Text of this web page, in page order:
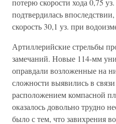
потерю скорости хода 0,75
подтвердилась
скорость 30,1 уз. при
Артиллерийские стрельбы
замечаний. Новые 114-мм
оправдали возложенные на
сложности выявились в
расположением компасной
оказалось довольно трудно
было с тем, что завихрения